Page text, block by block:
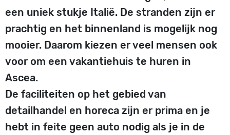
een uniek stukje Italië. De stranden zijn er
prachtig en het binnenland is mogelijk nog
mooier. Daarom kiezen er veel mensen ook
voor om een vakantiehuis te huren in
Ascea.
De faciliteiten op het gebied van
detailhandel en horeca zijn er prima en je
hebt in feite geen auto nodig als je in de